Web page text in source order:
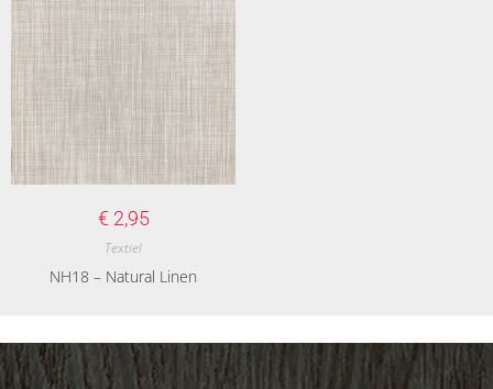
€ 2,95
Textiel
NH18 – Natural Linen